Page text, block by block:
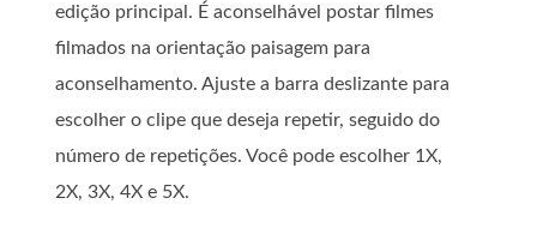
edição principal. É aconselhável postar filmes
filmados na orientação paisagem para
aconselhamento. Ajuste a barra deslizante para
escolher o clipe que deseja repetir, seguido do
número de repetições. Você pode escolher 1X,
2X, 3X, 4X e 5X.